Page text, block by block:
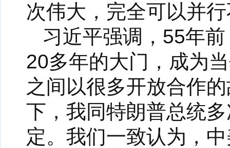
次伟大，完全可以并
习近平强调，55年
20多年的大门，成为
之间以很多开放合作
下，我同特朗普总统
定。我们一致认为，